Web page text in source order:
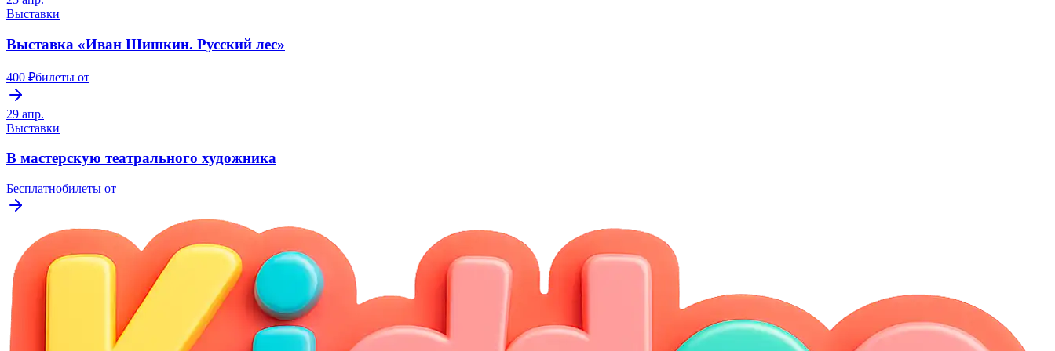
Выставки
Выставка «Иван Шишкин. Русский лес»
400 ₽билеты от
29 апр.
Выставки
В мастерскую театрального художника
Бесплатнобилеты от